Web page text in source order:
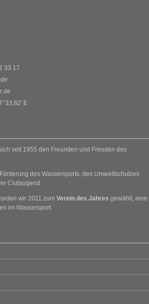
33 17
E
seit 1955 den Freunden und Freuden des
des Wassersports, des Umweltschutzes
Clubjugend.
wir 2011 zum Verein des Jahres gewählt, eine
im Wassersport.